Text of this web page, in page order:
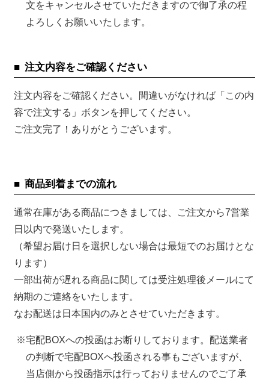
文をキャンセルさせていただきますので御了承の程
よろしくお願いいたします。
注文内容をご確認ください
注文内容をご確認ください。間違いがなければ「この内
容で注文する」ボタンを押してください。
ご注文完了！ありがとうございます。
商品到着までの流れ
通常在庫がある商品につきましては、ご注文から7営業
日以内で発送いたします。
（希望お届け日を選択しない場合は最短でのお届けとな
ります）
一部出荷が遅れる商品に関しては受注処理後メールにて
納期のご連絡をいたします。
なお配送は日本国内のみとさせていただきます。
宅配BOXへの投函はお断りしております。配送業者
の判断で宅配BOXへ投函される事もございますが、
当店側から投函指示は行っておりませんのでご了承